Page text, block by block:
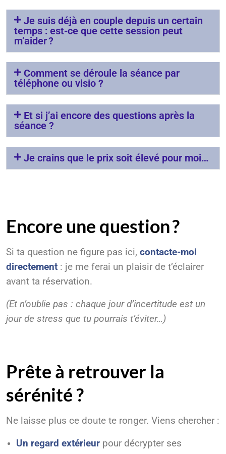
Je suis déjà en couple depuis un certain
temps : est-ce que cette session peut
m’aider ?
Comment se déroule la séance par
téléphone ou visio ?
Et si j’ai encore des questions après la
séance ?
Je crains que le prix soit élevé pour moi…
Encore une question ?
Si ta question ne figure pas ici, contacte-moi
directement : je me ferai un plaisir de t’éclairer
avant ta réservation.
(Et n’oublie pas : chaque jour d’incertitude est un
jour de stress que tu pourrais t’éviter…)
Prête à retrouver la
sérénité ?
Ne laisse plus ce doute te ronger. Viens chercher :
Un regard extérieur pour décrypter ses